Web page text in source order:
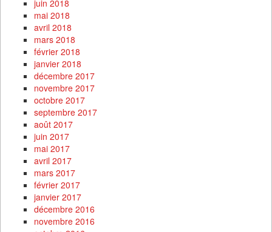
juin 2018
mai 2018
avril 2018
mars 2018
février 2018
janvier 2018
décembre 2017
novembre 2017
octobre 2017
septembre 2017
août 2017
juin 2017
mai 2017
avril 2017
mars 2017
février 2017
janvier 2017
décembre 2016
novembre 2016